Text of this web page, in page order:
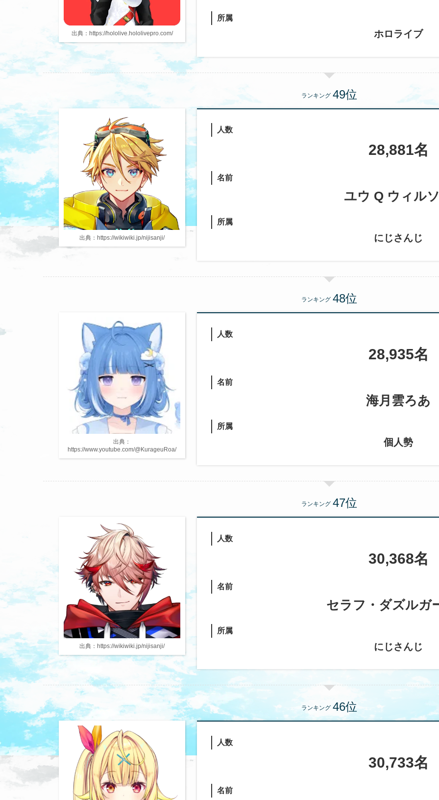
出典：https://hololive.hololivepro.com/
所属
ホロライブ
ランキング
出典：https://wikiwiki.jp/nijisanji/
人数
28,881名
名前
ユウ Q ウィル
所属
にじさんじ
ランキング
出典：
https://www.youtube.com/@KurageuRoa/
人数
28,935名
名前
海月雲ろあ
所属
個人勢
ランキング
出典：https://wikiwiki.jp/nijisanji/
人数
30,368名
名前
セラフ・ダズルガ
所属
にじさんじ
ランキング
人数
30,733名
名前